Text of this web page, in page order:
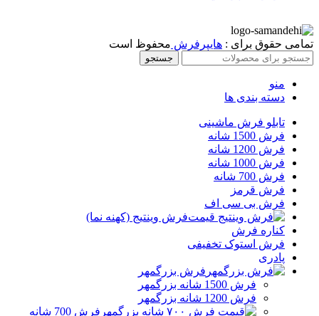
تمامی حقوق برای : هایپرفرش محفوظ است
جستجو
منو
دسته بندی ها
تابلو فرش ماشینی
فرش 1500 شانه
فرش 1200 شانه
فرش 1000 شانه
فرش 700 شانه
فرش قرمز
فرش بی سی اف
فرش وینتیج (کهنه نما)
کناره فرش
فرش استوک تخفیفی
پادری
فرش بزرگمهر
فرش 1500 شانه بزرگمهر
فرش 1200 شانه بزرگمهر
فرش 700 شانه